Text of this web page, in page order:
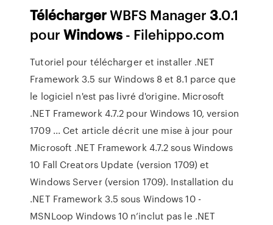
TéléchargerWBFS Manager3.0.1
pourWindows - Filehippo.com
Tutoriel pour télécharger et installer .NET
Framework 3.5 sur Windows 8 et 8.1 parce que
le logiciel n'est pas livré d'origine. Microsoft
.NET Framework 4.7.2 pour Windows 10, version
1709 ... Cet article décrit une mise à jour pour
Microsoft .NET Framework 4.7.2 sous Windows
10 Fall Creators Update (version 1709) et
Windows Server (version 1709). Installation du
.NET Framework 3.5 sous Windows 10 -
MSNLoop Windows 10 n’inclut pas le .NET